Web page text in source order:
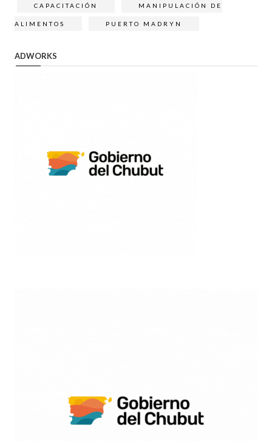
CAPACITACIÓN MANIPULACIÓN DE
ALIMENTOS PUERTO MADRYN
ADWORKS